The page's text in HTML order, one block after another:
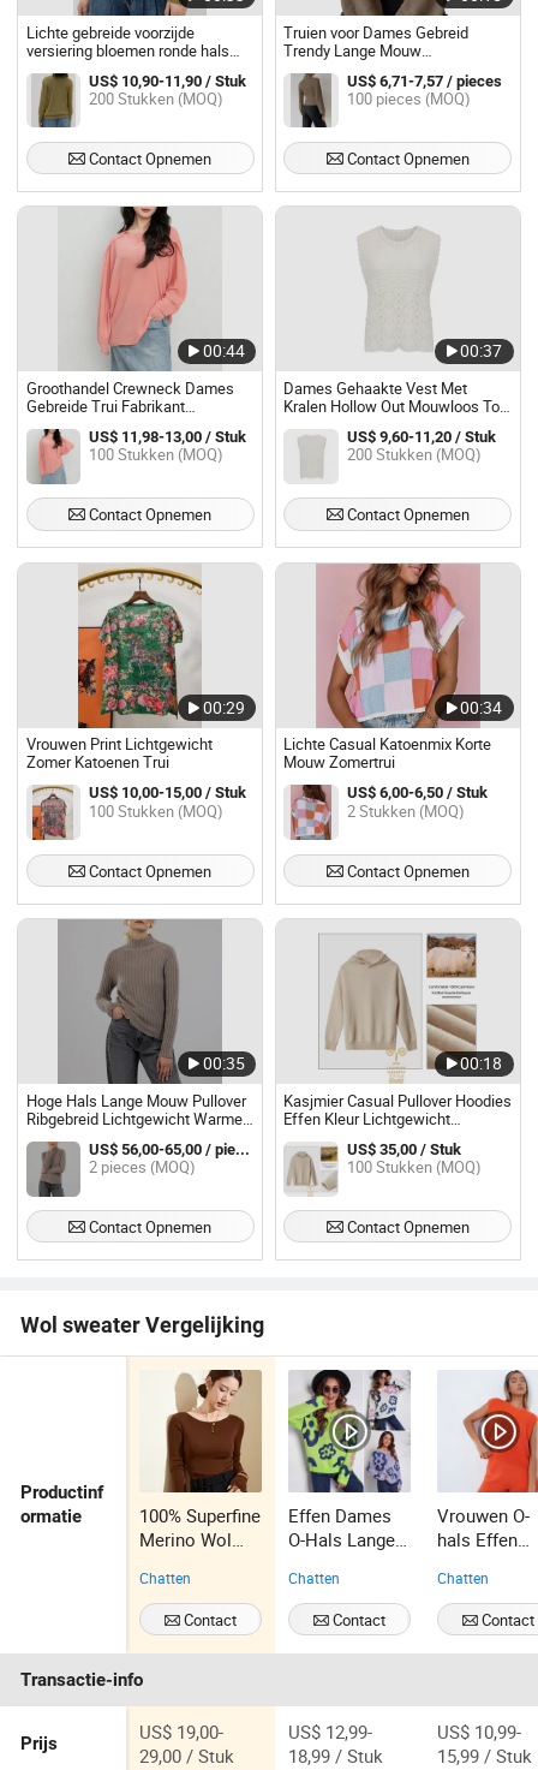
Lichte gebreide voorzijde
versiering bloemen ronde hals
lintafwerking dames lange mouw
trui
US$ 10,90-11,90 / Stuk
200 Stukken (MOQ)
Contact Opnemen
Truien voor Dames Gebreid
Trendy Lange Mouw
Lichtgewicht Slanke Pasvorm
Pullover Uitsnijdingen Tops S-XXL
US$ 6,71-7,57 / pieces
100 pieces (MOQ)
Contact Opnemen
00:44
Groothandel Crewneck Dames
Gebreide Trui Fabrikant
Aangepaste Zomertrui
Lichtgewicht Breiwerk Pullovers
US$ 11,98-13,00 / Stuk
100 Stukken (MOQ)
Contact Opnemen
00:37
Dames Gehaakte Vest Met
Kralen Hollow Out Mouwloos Top
Parels Decor Lichtgewicht
Ademend Zomer Trui Elegante
Casual Laagjes Fabrikant China
US$ 9,60-11,20 / Stuk
200 Stukken (MOQ)
Contact Opnemen
00:29
Vrouwen Print Lichtgewicht
Zomer Katoenen Trui
US$ 10,00-15,00 / Stuk
100 Stukken (MOQ)
Contact Opnemen
00:34
Lichte Casual Katoenmix Korte
Mouw Zomertrui
US$ 6,00-6,50 / Stuk
2 Stukken (MOQ)
Contact Opnemen
00:35
Hoge Hals Lange Mouw Pullover
Ribgebreid Lichtgewicht Warme
Trui voor Vrouwen
US$ 56,00-65,00 / pieces
2 pieces (MOQ)
Contact Opnemen
00:18
Kasjmier Casual Pullover Hoodies
Effen Kleur Lichtgewicht
Gebreide Hooded Sweatshirt
Warme TruiUS$ 35,00 / Stuk
100 Stukken (MOQ)
Contact Opnemen
Wol sweater Vergelijking
Productinf
ormatie
100% Superfine
Merino Wol
Premium
Lichtgewicht
Trui - Winter en
Herfst
Chatten
Contact
Opnemen
Effen Dames
O-Hals Lange
Bloemenprint
Brei Trui
Chatten
Contact
Opnemen
Vrouwen O-
hals Effen
Mouwloze
Vest
Trui
Chatten
Contact
Opnemen
Transactie-info
Prijs
US$ 19,00-
29,00 / Stuk
US$ 12,99-
18,99 / Stuk
US$ 10,99-
15,99 / Stuk